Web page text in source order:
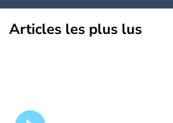
Articles les plus lus